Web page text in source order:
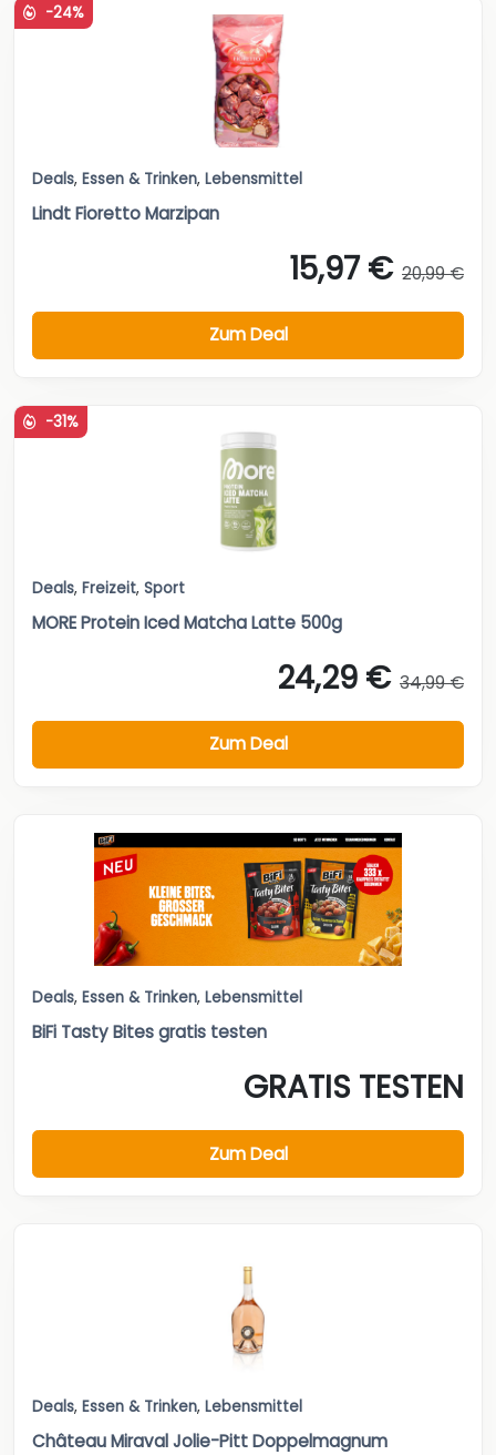
-24%
Deals, Essen & Trinken, Lebensmittel
Lindt Fioretto Marzipan
15,97 € 20,99 €
Zum Deal
-31%
Deals, Freizeit, Sport
MORE Protein Iced Matcha Latte 500g
24,29 € 34,99 €
Zum Deal
Deals, Essen & Trinken, Lebensmittel
BiFi Tasty Bites gratis testen
GRATIS TESTEN
Zum Deal
Deals, Essen & Trinken, Lebensmittel
Château Miraval Jolie-Pitt Doppelmagnum